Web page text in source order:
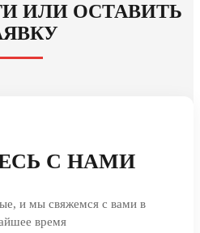
ИЛИ ОСТАВИТЬ
С НАМИ
и мы свяжемся с вами в
время